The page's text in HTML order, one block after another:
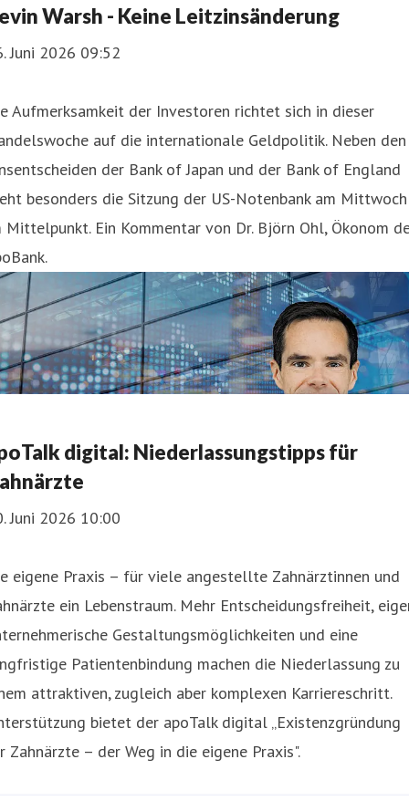
Warsh - Keine Leitzinsänderung
Juni 2026 09:52
Aufmerksamkeit der Investoren richtet sich in dieser
auf die internationale Geldpolitik. Neben den
der Bank of Japan und der Bank of England
besonders die Sitzung der US-Notenbank am Mittwoch
Mittelpunkt. Ein Kommentar von Dr. Björn Ohl, Ökonom
digital: Niederlassungstipps für
Juni 2026 10:00
eigene Praxis – für viele angestellte Zahnärztinnen und
ein Lebenstraum. Mehr Entscheidungsfreiheit,
Gestaltungsmöglichkeiten und eine
Patientenbindung machen die Niederlassung zu
attraktiven, zugleich aber komplexen Karriereschritt.
bietet der apoTalk digital „Existenzgründung
Zahnärzte – der Weg in die eigene Praxis".